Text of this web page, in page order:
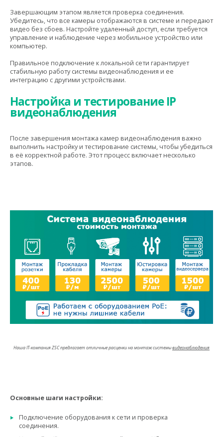
Завершающим этапом является проверка соединения.
Убедитесь, что все камеры отображаются в системе и передают
видео без сбоев. Настройте удаленный доступ, если требуется
управление и наблюдение через мобильное устройство или
компьютер.
Правильное подключение к локальной сети гарантирует
стабильную работу системы видеонаблюдения и ее
интеграцию с другими устройствами.
Настройка и тестирование IP
видеонаблюдения
После завершения монтажа камер видеонаблюдения важно
выполнить настройку и тестирование системы, чтобы убедиться
в её корректной работе. Этот процесс включает несколько
этапов.
Наша IT-компания ZSC предлагает отличные расценки на монтаж системывидеонаблюдения
Основные шаги настройки:
Подключение оборудования к сети и проверка
соединения.